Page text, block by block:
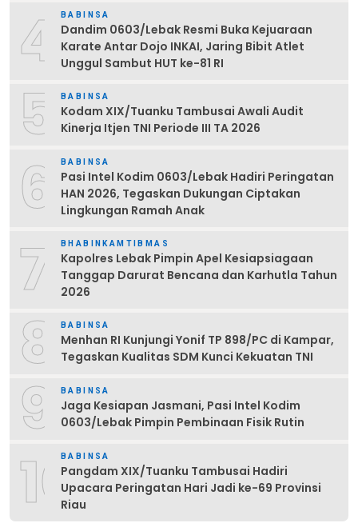
4 BABINSA
Dandim 0603/Lebak Resmi Buka Kejuaraan
Karate Antar Dojo INKAI, Jaring Bibit Atlet
Unggul Sambut HUT ke-81 RI
5 BABINSA
Kodam XIX/Tuanku Tambusai Awali Audit
Kinerja Itjen TNI Periode III TA 2026
6 BABINSA
Pasi Intel Kodim 0603/Lebak Hadiri Peringatan
HAN 2026, Tegaskan Dukungan Ciptakan
Lingkungan Ramah Anak
7 BHABINKAMTIBMAS
Kapolres Lebak Pimpin Apel Kesiapsiagaan
Tanggap Darurat Bencana dan Karhutla Tahun
2026
8 BABINSA
Menhan RI Kunjungi Yonif TP 898/PC di Kampar,
Tegaskan Kualitas SDM Kunci Kekuatan TNI
9 BABINSA
Jaga Kesiapan Jasmani, Pasi Intel Kodim
0603/Lebak Pimpin Pembinaan Fisik Rutin
10BABINSA
Pangdam XIX/Tuanku Tambusai Hadiri
Upacara Peringatan Hari Jadi ke-69 Provinsi
Riau